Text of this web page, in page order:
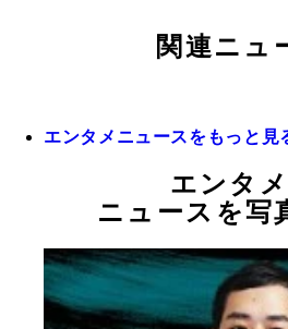
関連ニュ
エンタメニュースをもっと見
エンタ
ニュースを写